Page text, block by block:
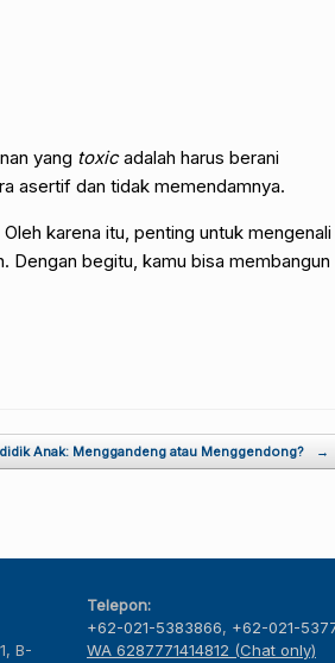
yang toxicadalah harus berani
asertif dan tidak memendamnya.
karena itu, penting untuk mengenali
Dengan begitu, kamu bisa membangun
Anak: Menggandeng atau Menggendong? →
B-
Telepon:
+62-021-5383866, +62-021-
WA 6287771414812 (Chat only)